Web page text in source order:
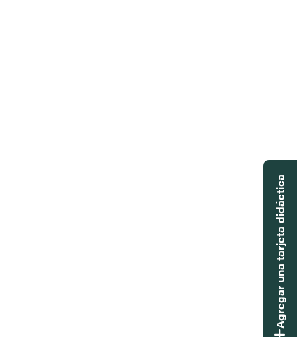
Agregar una tarjeta didáctica